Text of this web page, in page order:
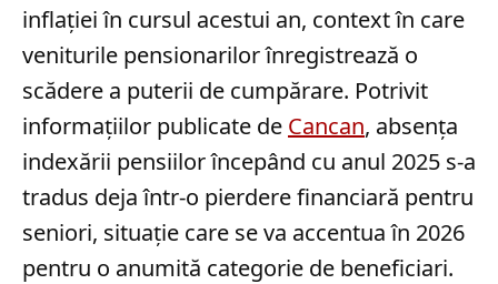
inflației în cursul acestui an, context în care
veniturile pensionarilor înregistrează o
scădere a puterii de cumpărare. Potrivit
informațiilor publicate de Cancan, absența
indexării pensiilor începând cu anul 2025 s-a
tradus deja într-o pierdere financiară pentru
seniori, situație care se va accentua în 2026
pentru o anumită categorie de beneficiari.